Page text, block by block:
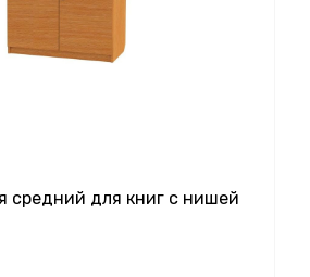
средний для книг с нишей